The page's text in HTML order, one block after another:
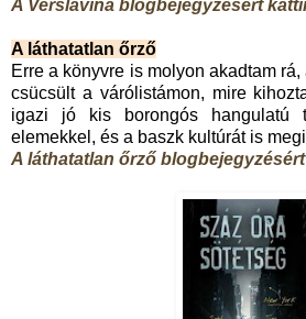
A Verslavina blogbejegyzésért
A láthatatlan őrző
Erre a könyvre is molyon akadtam
csücsült a várólistámon, mire
igazi jó kis borongós hangulatú
elemekkel, és a baszk kultúrát is
A láthatatlan őrző